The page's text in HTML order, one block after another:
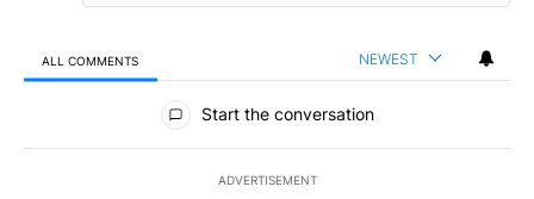
ALL COMMENTS NEWEST
All Comments
Start the conversation
ADVERTISEMENT